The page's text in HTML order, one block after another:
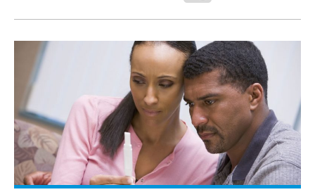
SBU NO CONSULTÓRIO
EDUCAÇÃO CONTINUADA
ACADEMIA SBU
CONTATO